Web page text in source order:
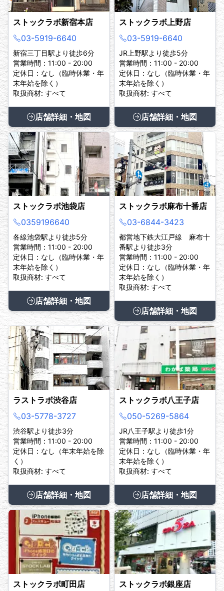
ストックラボ新宿本店
03-5919-6640
新宿三丁目駅より徒歩6分
営業時間：11:00 - 20:00
定休日：なし（臨時休業・年
末年始を除く）
取扱商材: すべて
店舗詳細・地図
ストックラボ上野店
03-5919-6640
JR上野駅より徒歩5分
営業時間：11:00 - 20:00
定休日：なし（臨時休業・年
末年始を除く）
取扱商材: すべて
店舗詳細・地図
ストックラボ池袋店
0359196640
各線池袋駅より徒歩5分
営業時間：11:00 - 20:00
定休日：なし（臨時休業・年
末年始を除く）
取扱商材: すべて
店舗詳細・地図
ストックラボ麻布十番店
03-6844-3423
都営地下鉄大江戸線 麻布十
番駅より徒歩3分
営業時間：11:00 - 20:00
定休日：なし（臨時休業・年
末年始を除く）
取扱商材: すべて
店舗詳細・地図
ラストラボ渋谷店
03-5778-3727
渋谷駅より徒歩3分
営業時間：11:00 - 20:00
定休日：なし（年末年始を除
く）
取扱商材: すべて
店舗詳細・地図
ストックラボ八王子店
050-5269-5864
JR八王子駅より徒歩1分
営業時間：11:00 - 20:00
定休日：なし（臨時休業・年
末年始を除く）
取扱商材: すべて
店舗詳細・地図
ストックラボ町田店
ストックラボ銀座店